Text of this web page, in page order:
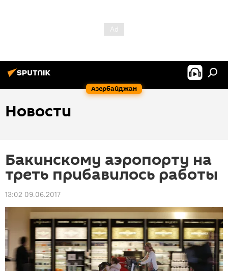
Азербайджан
Новости
Бакинскому аэропорту на
треть прибавилось работы
13:02 09.06.2017